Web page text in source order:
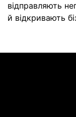
відправляють
й відкривають